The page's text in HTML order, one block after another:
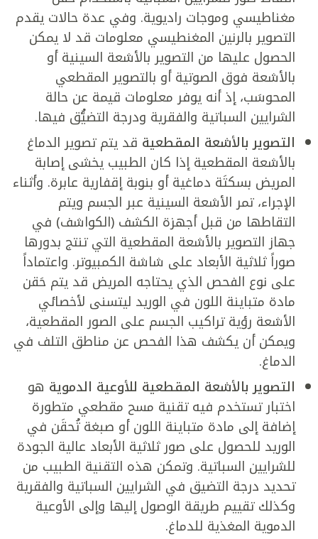
مغناطيسي وموجات راديوية. وفي عدة حالات يقدم
التصوير بالرنين المغنطيسي معلومات قد لا يمكن
الحصول عليها من التصوير بالأشعة السينية أو
بالأشعة فوق الصوتية أو بالتصوير المقطعي
المحوسَب، إذ أنه يوفر معلومات قيمة عن حالة
الشرايين السباتية والفقرية ودرجة التضيُّق فيها.
التصوير بالأشعة المقطعية قد يتم تصوير الدماغ
بالأشعة المقطعية إذا كان الطبيب يخشى إصابة
المريض بسكتَة دماغية أو بنوبة إقفارية عابرة. وأثناء
الإجراء، تمر الأشعة السينية عبر الجسم ويتم
التقاطها من قبل أجهزة الكشف (الكواشف) في
جهاز التصوير بالأشعة المقطعية التي تنتج بدورها
صوراً ثلاثية الأبعاد على شاشة الكمبيوتر. واعتماداً
على نوع الفحص الذي يحتاجه المريض قد يتم حَقن
مادة متباينة اللون في الوريد ليتسنى لأخصائي
الأشعة رؤية تراكيب الجسم على الصور المقطعية،
ويمكن أن يكشف هذا الفحص عن مناطق التلف في
الدماغ.
التصوير بالأشعة المقطعية للأوعية الدموية هو
اختبار تستخدم فيه تقنية مسح مقطعي متطورة
إضافة إلى مادة متباينة اللون أو صبغة تُحقَن في
الوريد للحصول على صور ثلاثية الأبعاد عالية الجودة
للشرايين السباتية. وتمكن هذه التقنية الطبيب من
تحديد درجة التضيق في الشرايين السباتية والفقرية
وكذلك تقييم طريقة الوصول إليها وإلى الأوعية
الدموية المغذية للدماغ.